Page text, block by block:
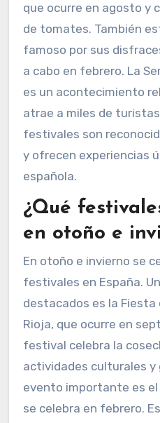
que ocurre en agosto y
de tomates. También
famoso por sus
a cabo en febrero. La
es un acontecimiento
atrae a miles de
festivales son
y ofrecen experiencias
española.
¿Qué
en otoño e
En otoño e invierno se
festivales en España.
destacados es la Fiesta
Rioja, que ocurre en
festival celebra la
actividades culturales y
evento importante es el
se celebra en febrero.